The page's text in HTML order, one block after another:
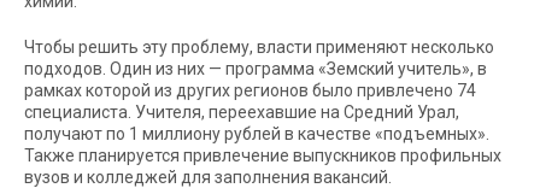
Чтобы решить эту проблему, власти применяют несколько
подходов. Один из них — программа «Земский учитель», в
рамках которой из других регионов было привлечено 74
специалиста. Учителя, переехавшие на Средний Урал,
получают по 1 миллиону рублей в качестве «подъемных».
Также планируется привлечение выпускников профильных
вузов и колледжей для заполнения вакансий.